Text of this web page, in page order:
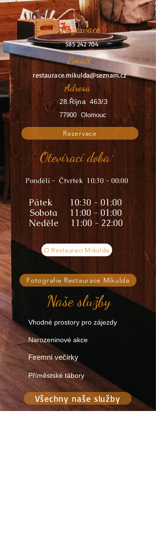
Rezervace
585 242 704
Email
restaurace.mikulda@seznam.cz
Adresa
28.Října 463/3
77900 Olomouc
Rezervace
Otevírací doba
Pondělí - Čtvrtek 10:30 - 00:00
Pátek 10:30 - 01:00
Sobota 11:00 - 01:00
Neděle 11:00 - 22:00
O Restauraci Mikulda
Fotografie Restaurace Mikulda
Naše služby
Vhodné prostory pro zájezdy
Narozeninové akce
Firemní večírky
Příměstské tábory
Všechny naše služby